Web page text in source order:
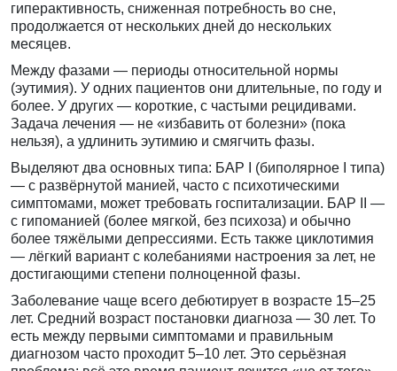
гиперактивность, сниженная потребность во сне,
продолжается от нескольких дней до нескольких
месяцев.
Между фазами — периоды относительной нормы
(эутимия). У одних пациентов они длительные, по году и
более. У других — короткие, с частыми рецидивами.
Задача лечения — не «избавить от болезни» (пока
нельзя), а удлинить эутимию и смягчить фазы.
Выделяют два основных типа: БАР I (биполярное I типа)
— с развёрнутой манией, часто с психотическими
симптомами, может требовать госпитализации. БАР II —
с гипоманией (более мягкой, без психоза) и обычно
более тяжёлыми депрессиями. Есть также циклотимия
— лёгкий вариант с колебаниями настроения за лет, не
достигающими степени полноценной фазы.
Заболевание чаще всего дебютирует в возрасте 15–25
лет. Средний возраст постановки диагноза — 30 лет. То
есть между первыми симптомами и правильным
диагнозом часто проходит 5–10 лет. Это серьёзная